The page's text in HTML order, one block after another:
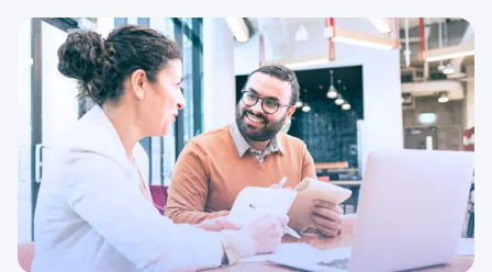
påverkar resultaten – och hur HR-team kan omvandla insikter
till handling.